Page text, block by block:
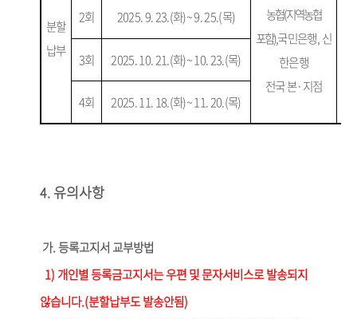
분할
납부
농협(지역농협
포함),국민은행,신
한은행
전국 본·지점
2회 2025. 9. 23.(화)~ 9. 25.(목)
3회 2025. 10. 21.(화)~ 10. 23.(목)
4회 2025. 11. 18.(화)~ 11. 20.(목)
4. 유의사항
가.등록고지서 교부방법
1) 개인별 등록금고지서는 우편 및 문자서비스로 발송되지
않습니다.(분할납부도 발송안됨)